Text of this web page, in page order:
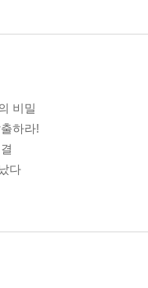
비밀
하라!
다